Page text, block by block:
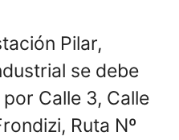
Pilar,
se debe
Calle 3, Calle
Ruta Nº